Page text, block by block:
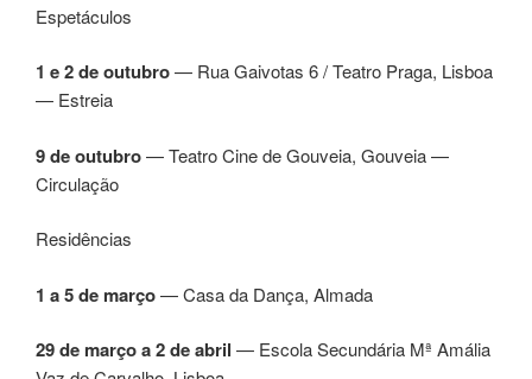
Espetáculos
1 e 2 de outubro— Rua Gaivotas 6 / Teatro Praga, Lisboa
— Estreia
9 de outubro— Teatro Cine de Gouveia, Gouveia —
Circulação
Residências
1 a 5 de março— Casa da Dança, Almada
29 de março a 2 de abril — Escola Secundária Mª Amália